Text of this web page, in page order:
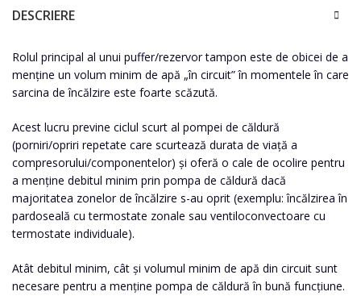
DESCRIERE
Rolul principal al unui puffer/rezervor tampon este de obicei de a
menține un volum minim de apă „în circuit” în momentele în care
sarcina de încălzire este foarte scăzută.
Acest lucru previne ciclul scurt al pompei de căldură
(porniri/opriri repetate care scurtează durata de viață a
compresorului/componentelor) și oferă o cale de ocolire pentru
a menține debitul minim prin pompa de căldură dacă
majoritatea zonelor de încălzire s-au oprit (exemplu: încălzirea în
pardoseală cu termostate zonale sau ventiloconvectoare cu
termostate individuale).
Atât debitul minim, cât și volumul minim de apă din circuit sunt
necesare pentru a menține pompa de căldură în bună funcțiune.